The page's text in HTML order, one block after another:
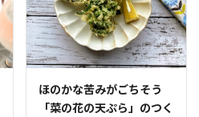
ほのかな苦みがごちそう
「菜の花の天ぷら」のつく